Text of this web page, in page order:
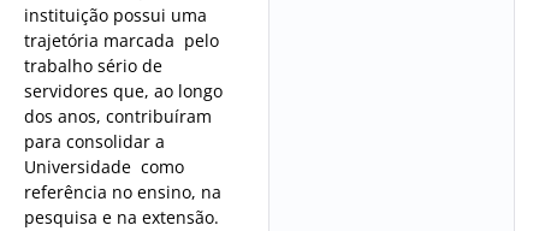
instituição possui uma
trajetória marcada pelo
trabalho sério de
servidores que, ao longo
dos anos, contribuíram
para consolidar a
Universidade como
referência no ensino, na
pesquisa e na extensão.